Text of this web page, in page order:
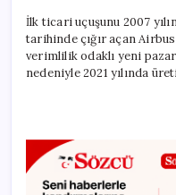
İlk ticari uçuşunu 2007
tarihinde çığır açan
verimlilik odaklı yeni
nedeniyle 2021 yılında